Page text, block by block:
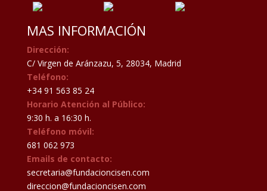
MAS INFORMACIÓN
Dirección:
C/ Virgen de Aránzazu, 5, 28034, Madrid
Teléfono:
+34 91 563 85 24
Horario Atención al Público:
9:30 h. a 16:30 h.
Teléfono móvil:
681 062 973
Emails de contacto:
secretaria@fundacioncisen.com
direccion@fundacioncisen.com